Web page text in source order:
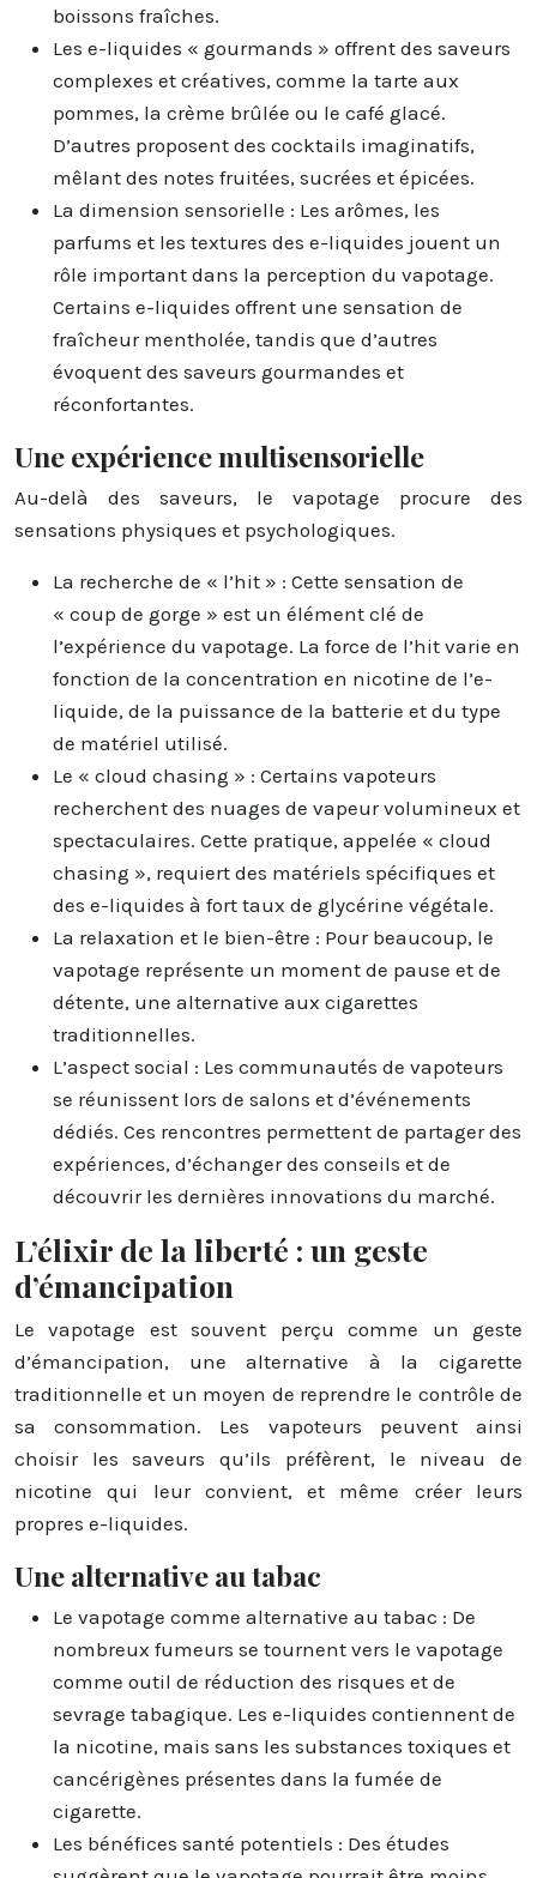
boissons fraîches.
Les e-liquides « gourmands » offrent des saveurs
complexes et créatives, comme la tarte aux
pommes, la crème brûlée ou le café glacé.
D’autres proposent des cocktails imaginatifs,
mêlant des notes fruitées, sucrées et épicées.
La dimension sensorielle : Les arômes, les
parfums et les textures des e-liquides jouent un
rôle important dans la perception du vapotage.
Certains e-liquides offrent une sensation de
fraîcheur mentholée, tandis que d’autres
évoquent des saveurs gourmandes et
réconfortantes.
Une expérience multisensorielle
Au-delà des saveurs, le vapotage procure des
sensations physiques et psychologiques.
La recherche de « l’hit » : Cette sensation de
« coup de gorge » est un élément clé de
l’expérience du vapotage. La force de l’hit varie en
fonction de la concentration en nicotine de l’e-
liquide, de la puissance de la batterie et du type
de matériel utilisé.
Le « cloud chasing » : Certains vapoteurs
recherchent des nuages de vapeur volumineux et
spectaculaires. Cette pratique, appelée « cloud
chasing », requiert des matériels spécifiques et
des e-liquides à fort taux de glycérine végétale.
La relaxation et le bien-être : Pour beaucoup, le
vapotage représente un moment de pause et de
détente, une alternative aux cigarettes
traditionnelles.
L’aspect social : Les communautés de vapoteurs
se réunissent lors de salons et d’événements
dédiés. Ces rencontres permettent de partager des
expériences, d’échanger des conseils et de
découvrir les dernières innovations du marché.
L’élixir de la liberté : un geste
d’émancipation
Le vapotage est souvent perçu comme un geste
d’émancipation, une alternative à la cigarette
traditionnelle et un moyen de reprendre le contrôle de
sa consommation. Les vapoteurs peuvent ainsi
choisir les saveurs qu’ils préfèrent, le niveau de
nicotine qui leur convient, et même créer leurs
propres e-liquides.
Une alternative au tabac
Le vapotage comme alternative au tabac : De
nombreux fumeurs se tournent vers le vapotage
comme outil de réduction des risques et de
sevrage tabagique. Les e-liquides contiennent de
la nicotine, mais sans les substances toxiques et
cancérigènes présentes dans la fumée de
cigarette.
Les bénéfices santé potentiels : Des études